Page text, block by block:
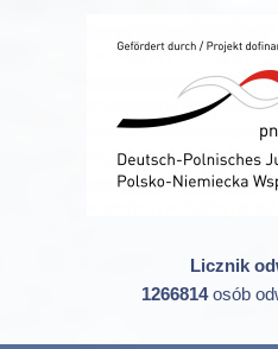
Licznik
1266814osób